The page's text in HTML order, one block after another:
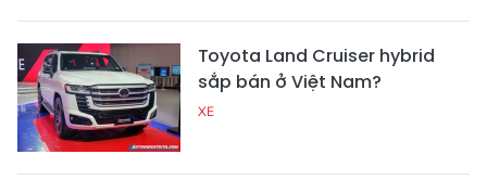
Toyota Land Cruiser hybrid
sắp bán ở Việt Nam?
XE